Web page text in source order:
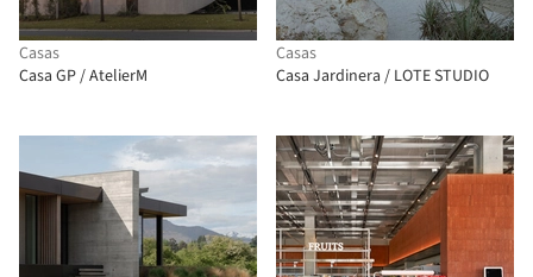
Casas
Casa GP / AtelierM
Casas
Casa Jardinera / LOTE STUDIO